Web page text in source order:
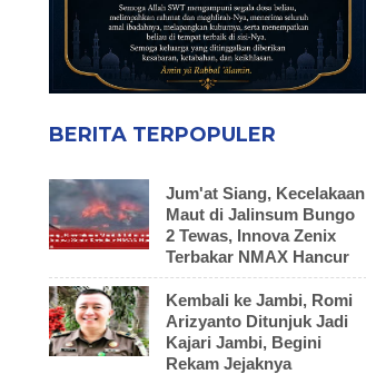
BERITA TERPOPULER
Jum'at Siang, Kecelakaan
Maut di Jalinsum Bungo
2 Tewas, Innova Zenix
Terbakar NMAX Hancur
Kembali ke Jambi, Romi
Arizyanto Ditunjuk Jadi
Kajari Jambi, Begini
Rekam Jejaknya